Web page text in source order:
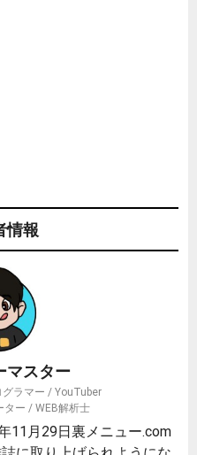
情報
マスター
ラマー / YouTuber
ター / WEB解析士
11月29日裏メニュー.com